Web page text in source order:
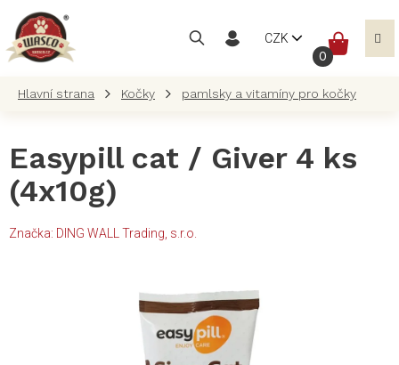
obsah
CZK
Kočky pamlsky a vitamíny pro kočky
Easypill cat / Giver 4 ks
(4x10g)
Značka: DING WALL Trading, s.r.o.